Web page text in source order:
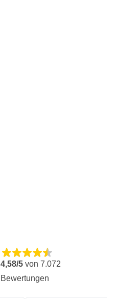
4,58/5 von 7.072
Bewertungen